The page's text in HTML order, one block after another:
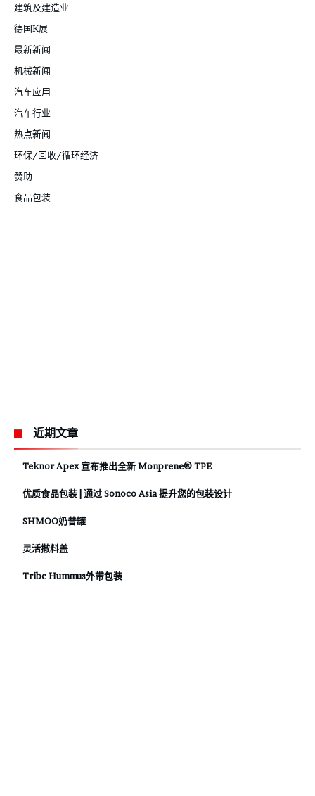
建筑及建造业
德国K展
最新新闻
机械新闻
汽车应用
汽车行业
热点新闻
环保/回收/循环经济
赞助
食品包装
近期文章
Teknor Apex 宣布推出全新 Monprene® TPE
优质食品包装 | 通过 Sonoco Asia 提升您的包装设计
SHMOO奶昔罐
灵活撒料盖
Tribe Hummus外带包装